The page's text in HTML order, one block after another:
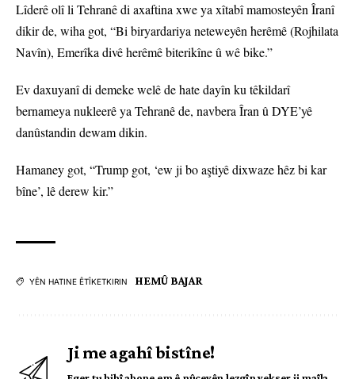
Lîderê olî li Tehranê di axaftina xwe ya xîtabî mamosteyên Îranî
dikir de, wiha got, “Bi biryardariya neteweyên herêmê (Rojhilata
Navîn), Emerîka divê herêmê biterikîne û wê bike.”
Ev daxuyanî di demeke welê de hate dayîn ku têkildarî
bernameya nukleerê ya Tehranê de, navbera Îran û DYE’yê
danûstandin dewam dikin.
Hamaney got, “Trump got, ‘ew ji bo aştiyê dixwaze hêz bi kar
bîne’, lê derew kir.”
YÊN HATINE ÊTÎKETKIRIN HEMÛ BAJAR
Ji me agahî bistîne!